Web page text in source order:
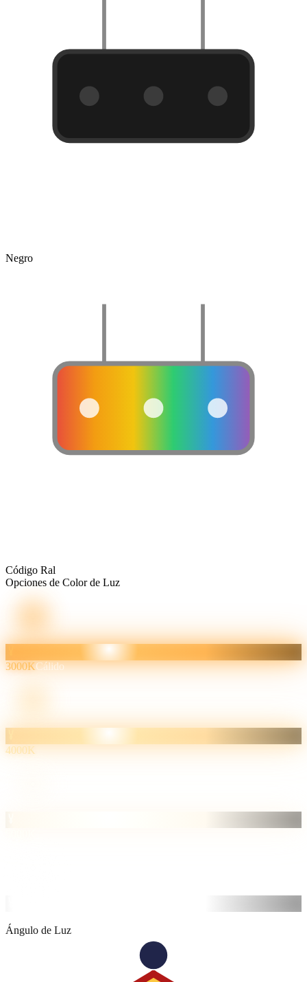
Negro
Código Ral
Opciones de Color de Luz
3000KCálido
4000K
Ángulo de Luz